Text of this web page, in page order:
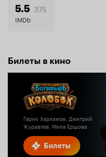
5.5 375
IMDb
Билеты в кино
Билеты
Гарик Харламов, Дмитрий
Журавлев, Мила Ершова